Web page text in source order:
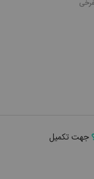
جهت تکمیل